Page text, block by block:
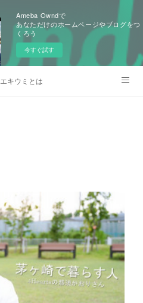
Ameba Owndで
あなただけのホームページやブログをつ
くろう
今すぐ試す
エキウミとは